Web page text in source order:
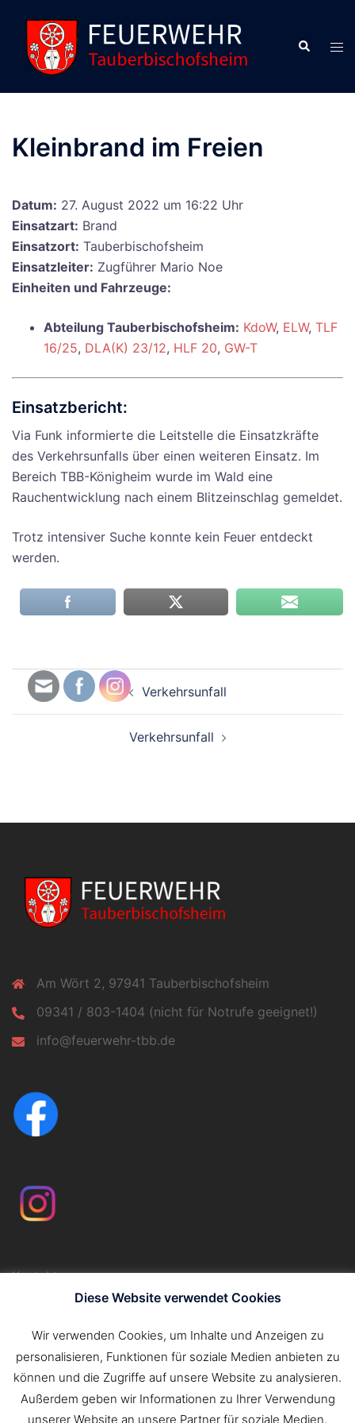
Inhalt
springen
Suche
Kleinbrand im Freien
Datum: 27. August 2022 um 16:22 Uhr
Einsatzart: Brand
Einsatzort: Tauberbischofsheim
Einsatzleiter: Zugführer Mario Noe
Einheiten und Fahrzeuge:
Abteilung Tauberbischofsheim: KdoW, ELW, TLF
16/25, DLA(K) 23/12, HLF 20, GW-T
Einsatzbericht:
Via Funk informierte die Leitstelle die Einsatzkräfte
des Verkehrsunfalls über einen weiteren Einsatz. Im
Bereich TBB-Königheim wurde im Wald eine
Rauchentwicklung nach einem Blitzeinschlag gemeldet.
Trotz intensiver Suche konnte kein Feuer entdeckt
werden.
Beitragsnavigation
Verkehrsunfall
Verkehrsunfall
Am Wört 2, 97941 Tauberbischofsheim
09341 / 803-1404 (nicht für Notrufe geeignet!)
info@feuerwehr-tbb.de
Kontakt
Impressum
Suchen
nach:
Diese Website verwendet Cookies
Wir verwenden Cookies, um Inhalte und Anzeigen zu
personalisieren, Funktionen für soziale Medien anbieten zu
können und die Zugriffe auf unsere Website zu analysieren.
Außerdem geben wir Informationen zu Ihrer Verwendung
unserer Website an unsere Partner für soziale Medien,